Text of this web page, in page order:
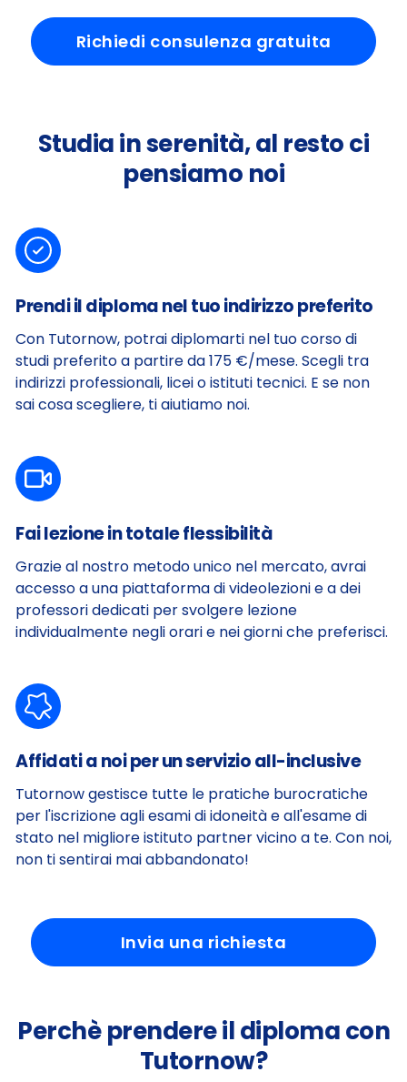
Richiedi consulenza gratuita
Studia in serenità, al resto ci
pensiamo noi
Prendi il diploma nel tuo indirizzo preferito
Con Tutornow, potrai diplomarti nel tuo corso di
studi preferito a partire da 175 €/mese. Scegli tra
indirizzi professionali, licei o istituti tecnici. E se non
sai cosa scegliere, ti aiutiamo noi.
Fai lezione in totale flessibilità
Grazie al nostro metodo unico nel mercato, avrai
accesso a una piattaforma di videolezioni e a dei
professori dedicati per svolgere lezione
individualmente negli orari e nei giorni che preferisci.
Affidati a noi per un servizio all-inclusive
Tutornow gestisce tutte le pratiche burocratiche
per l'iscrizione agli esami di idoneità e all'esame di
stato nel migliore istituto partner vicino a te. Con noi,
non ti sentirai mai abbandonato!
Invia una richiesta
Perchè prendere il diploma con
Tutornow?